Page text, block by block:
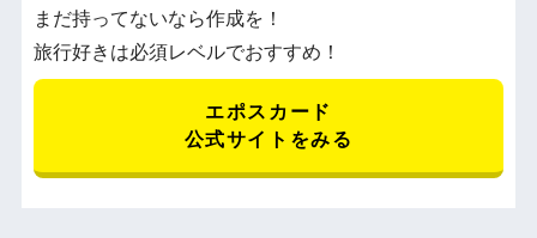
まだ持ってないなら作成を！
旅行好きは必須レベルでおすすめ！
エポスカード
公式サイトをみる